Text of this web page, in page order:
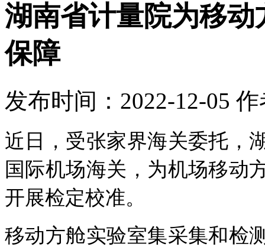
湖南省计量院为移
保障
发布时间：2022-12-05 作
近日，受张家界海关委托，
国际机场海关，为机场移动
开展检定校准。
移动方舱实验室集采集和检